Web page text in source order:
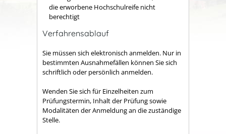
die erworbene Hochschulreife nicht
berechtigt
Verfahrensablauf
Sie müssen sich elektronisch anmelden. Nur in
bestimmten Ausnahmefällen können Sie sich
schriftlich oder persönlich anmelden.
Wenden Sie sich für Einzelheiten zum
Prüfungstermin, Inhalt der Prüfung sowie
Modalitäten der Anmeldung an die zuständige
Stelle.